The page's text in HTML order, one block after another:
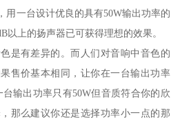
用一台设计优良的具有50W输出功率的
以上的扬声器已可获得理想的效果。
是有差异的。而人们对音响中音色的
售价基本相同，让你在一台输出功率
输出功率只有50W但音质符合你的欣
那么建议你还是选择功率小一点的那